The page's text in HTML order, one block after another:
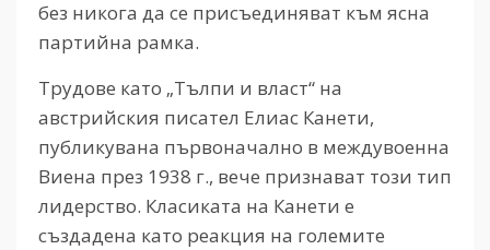
без никога да се присъединяват към ясна
партийна рамка.
Трудове като „Тълпи и власт“ на
австрийския писател Елиас Канети,
публикувана първоначално в междувоенна
Виена през 1938 г., вече признават този тип
лидерство. Класиката на Канети е
създадена като реакция на големите